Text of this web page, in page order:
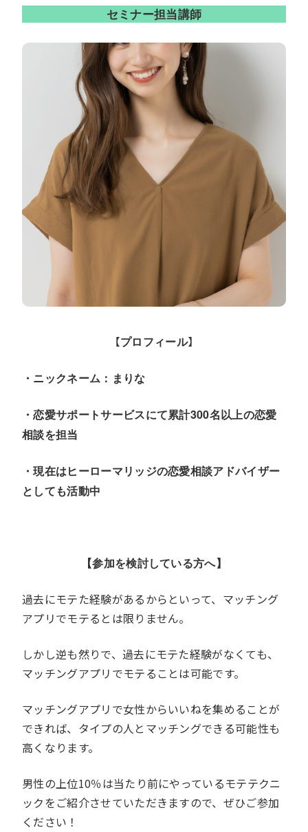
セミナー担当講師
【プロフィール】
・ニックネーム：まりな
・恋愛サポートサービスにて累計300名以上の恋愛
相談を担当
・現在はヒーローマリッジの恋愛相談アドバイザー
としても活動中
【参加を検討している方へ】
過去にモテた経験があるからといって、マッチング
アプリでモテるとは限りません。
しかし逆も然りで、過去にモテた経験がなくても、
マッチングアプリでモテることは可能です。
マッチングアプリで女性からいいねを集めることが
できれば、タイプの人とマッチングできる可能性も
高くなります。
男性の上位10％は当たり前にやっているモテテクニ
ックをご紹介させていただきますので、ぜひご参加
ください！